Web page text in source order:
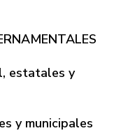
estatales y
y municipales